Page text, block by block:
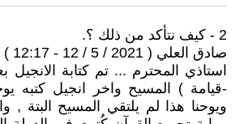
2 - كيف نتأكد من ذلك ؟.
صادق العلي ( 2021 / 5 / 12 - 12:17 )
استاذي المحترم ... تم كتابة
ويوحنا هذا لم يلتقي المسيح البتة ,